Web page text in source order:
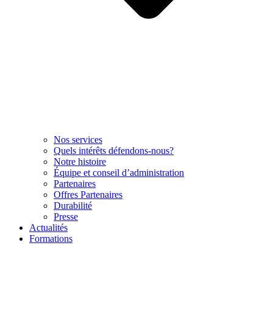
Nos services
Quels intérêts défendons-nous?
Notre histoire
Équipe et conseil d’administration
Partenaires
Offres Partenaires
Durabilité
Presse
Actualités
Formations